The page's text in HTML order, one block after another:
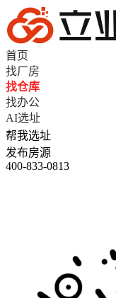
首页
找厂房
找仓库
找办公
AI选址
帮我选址
发布房源
400-833-0813